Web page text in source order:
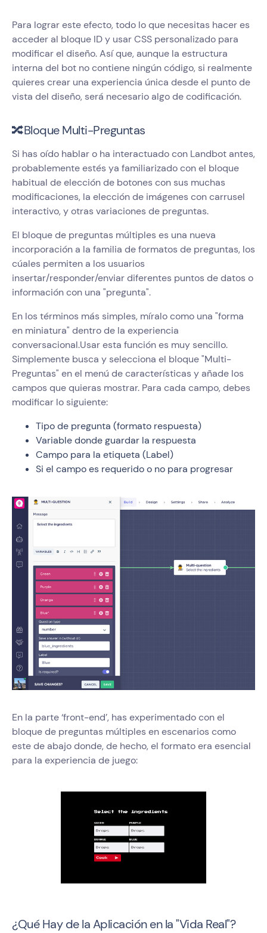
Para lograr este efecto, todo lo que necesitas hacer es
acceder al bloque ID y usar CSS personalizado para
modificar el diseño. Así que, aunque la estructura
interna del bot no contiene ningún código, si realmente
quieres crear una experiencia única desde el punto de
vista del diseño, será necesario algo de codificación.
🔀Bloque Multi-Preguntas
Si has oído hablar o ha interactuado con Landbot antes,
probablemente estés ya familiarizado con el bloque
habitual de elección de botones con sus muchas
modificaciones, la elección de imágenes con carrusel
interactivo, y otras variaciones de preguntas.
El bloque de preguntas múltiples es una nueva
incorporación a la familia de formatos de preguntas, los
cúales permiten a los usuarios
insertar/responder/enviar diferentes puntos de datos o
información con una "pregunta".
En los términos más simples, míralo como una "forma
en miniatura" dentro de la experiencia
conversacional.Usar esta función es muy sencillo.
Simplemente busca y selecciona el bloque "Multi-
Preguntas" en el menú de características y añade los
campos que quieras mostrar. Para cada campo, debes
modificar lo siguiente:
Tipo de pregunta (formato respuesta)
Variable donde guardar la respuesta
Campo para la etiqueta (Label)
Si el campo es requerido o no para progresar
En la parte ‘front-end’, has experimentado con el
bloque de preguntas múltiples en escenarios como
este de abajo donde, de hecho, el formato era esencial
para la experiencia de juego:
¿Qué Hay de la Aplicación en la "Vida Real"?